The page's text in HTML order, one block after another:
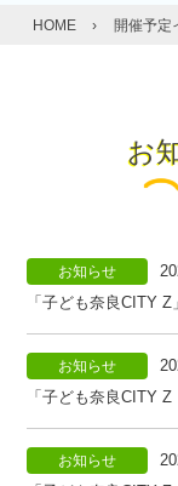
HOME › 開催予定
お
お知らせ
「子ども奈良CITY
お知らせ
「子ども奈良CITY
お知らせ